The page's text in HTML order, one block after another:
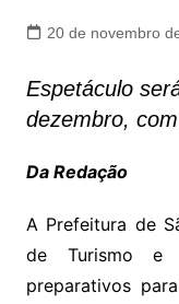
20 de novembro
Espetáculo
dezembro,
Da Redação
A Prefeitura de
de Turismo e
preparativos